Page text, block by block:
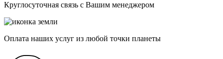
Круглосуточная связь с Вашим менеджером
Оплата наших услуг из любой точки планеты